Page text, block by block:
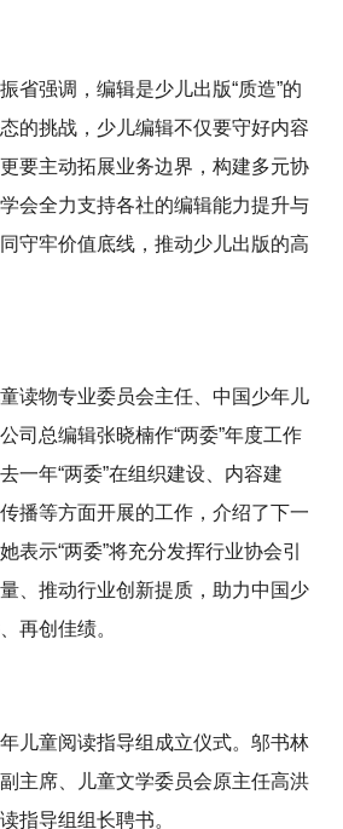
省强调，编辑是少儿出版“质造”的
的挑战，少儿编辑不仅要守好内容
要主动拓展业务边界，构建多元协
会全力支持各社的编辑能力提升与
守牢价值底线，推动少儿出版的高
读物专业委员会主任、中国少年儿
司总编辑张晓楠作“两委”年度工作
一年“两委”在组织建设、内容建
播等方面开展的工作，介绍了下一
表示“两委”将充分发挥行业协会引
、推动行业创新提质，助力中国少
再创佳绩。
儿童阅读指导组成立仪式。邬书林
主席、儿童文学委员会原主任高洪
指导组组长聘书。